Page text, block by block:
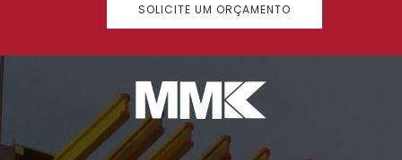
SOLICITE UM ORÇAMENTO